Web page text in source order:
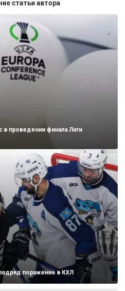
статьи автора
в проведении финала Лиги
поражение в КХЛ